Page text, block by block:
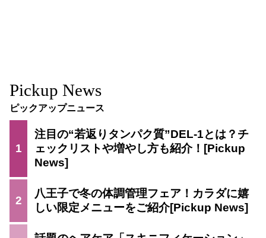
Pickup News
ピックアップニュース
1
注目の“若返りタンパク質”DEL-1とは？チ
ェックリストや増やし方も紹介！
2
八王子で冬の体調管理フェア！カラダに嬉
しい限定メニューをご紹介